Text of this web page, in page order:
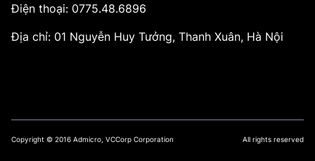
Điện thoại: 0775.48.6896
Địa chỉ: 01 Nguyễn Huy Tưởng, Thanh Xuân, Hà Nội
Copyright © 2016 Admicro, VCCorp Corporation All rights reserved